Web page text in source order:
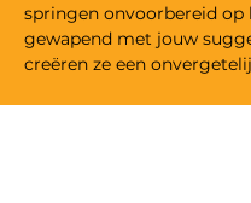
springen onvoorbereid op
gewapend met jouw
creëren ze een